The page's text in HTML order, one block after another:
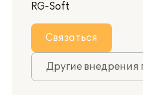
RG-Soft
Связаться
Другие внедрения